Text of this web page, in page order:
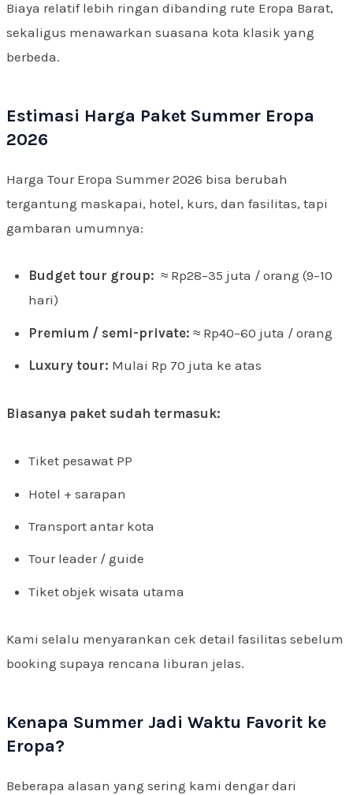
Biaya relatif lebih ringan dibanding rute Eropa Barat,
sekaligus menawarkan suasana kota klasik yang
berbeda.
Estimasi Harga Paket Summer Eropa
2026
Harga Tour Eropa Summer 2026 bisa berubah
tergantung maskapai, hotel, kurs, dan fasilitas, tapi
gambaran umumnya:
Budget tour group: ≈ Rp28–35 juta / orang (9–10
hari)
Premium / semi-private: ≈ Rp40–60 juta / orang
Luxury tour: Mulai Rp 70 juta ke atas
Biasanya paket sudah termasuk:
Tiket pesawat PP
Hotel + sarapan
Transport antar kota
Tour leader / guide
Tiket objek wisata utama
Kami selalu menyarankan cek detail fasilitas sebelum
booking supaya rencana liburan jelas.
Kenapa Summer Jadi Waktu Favorit ke
Eropa?
Beberapa alasan yang sering kami dengar dari